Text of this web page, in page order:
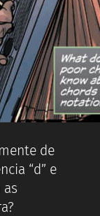
de
“d” e
as